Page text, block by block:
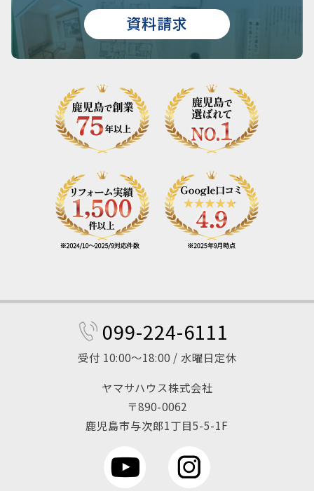
資料請求
099-224-6111
受付 10:00～18:00 / 水曜日定休
ヤマサハウス株式会社
〒890-0062
鹿児島市与次郎1丁目5-5-1F